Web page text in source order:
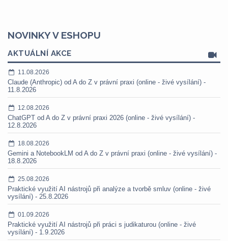
NOVINKY V ESHOPU
AKTUÁLNÍ AKCE
11.08.2026
Claude (Anthropic) od A do Z v právní praxi (online - živé vysílání) -
11.8.2026
12.08.2026
ChatGPT od A do Z v právní praxi 2026 (online - živé vysílání) -
12.8.2026
18.08.2026
Gemini a NotebookLM od A do Z v právní praxi (online - živé vysílání) -
18.8.2026
25.08.2026
Praktické využití AI nástrojů při analýze a tvorbě smluv (online - živé
vysílání) - 25.8.2026
01.09.2026
Praktické využití AI nástrojů při práci s judikaturou (online - živé
vysílání) - 1.9.2026